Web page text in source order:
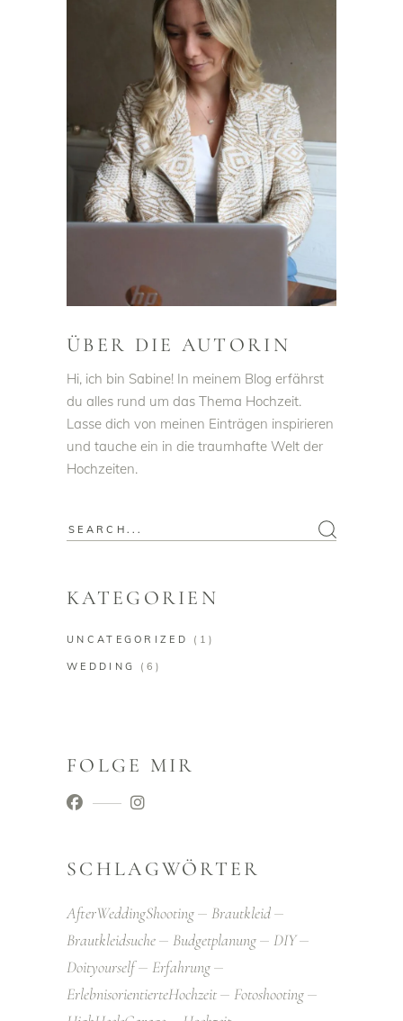
ÜBER DIE AUTORIN
Hi, ich bin Sabine! In meinem Blog erfährst
du alles rund um das Thema Hochzeit.
Lasse dich von meinen Einträgen inspirieren
und tauche ein in die traumhafte Welt der
Hochzeiten.
Search
KATEGORIEN
UNCATEGORIZED (1)
WEDDING (6)
FOLGE MIR
SCHLAGWÖRTER
AfterWeddingShooting
Brautkleid
Brautkleidsuche
Budgetplanung
DIY
Doityourself
Erfahrung
ErlebnisorientierteHochzeit
Fotoshooting